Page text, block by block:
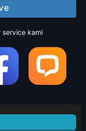
service kami